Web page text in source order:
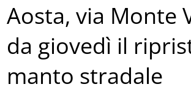
Aosta, via Monte
da giovedì il
manto stradale